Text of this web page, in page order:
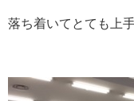
落ち着いてとても上